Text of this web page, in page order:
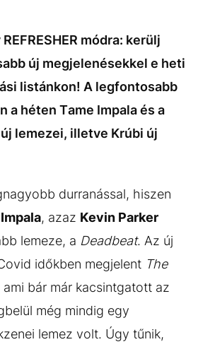
módra: kerülj
új megjelenésekkel e heti
listánkon! A legfontosabb
a héten Tame Impala és a
lemezei, illetve Krúbi új
durranással, hiszen
, azaz Kevin Parker
lemeze, a Deadbeat. Az új
időkben megjelent The
bár már kacsintgatott az
még mindig egy
lemez volt. Úgy tűnik,